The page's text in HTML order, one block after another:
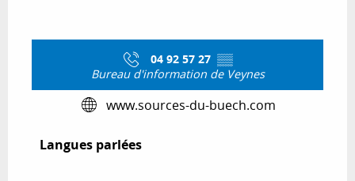
04 92 57 27 ▒▒
Bureau d'information de Veynes
www.sources-du-buech.com
Langues parlées
Langues parlées